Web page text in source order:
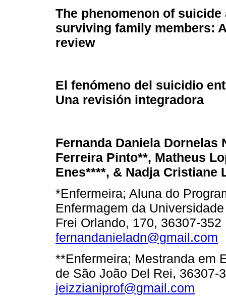
The phenomenon of suicide
surviving family members:
review
El fenómeno del suicidio
Una revisión integradora
Fernanda Daniela Dornelas
Ferreira Pinto**, Matheus
Enes****, & Nadja Cristiane
*Enfermeira; Aluna do
Enfermagem da
Frei Orlando, 170, 36307-
fernandanieladn@gmail.com
**Enfermeira; Mestranda em
de São João Del Rei, 36307-
jeizzianiprof@gmail.com